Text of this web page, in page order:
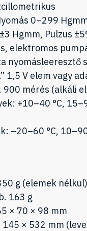
0–299
Hgmm, Pulzus
elektromos
nyomásleeresztő
1,5 V elem vagy
mérés (alkáli
+10–40 °C,
–20–60 °C,
g (elemek nélkül)
163 g
× 70 × 98 mm
× 532 mm